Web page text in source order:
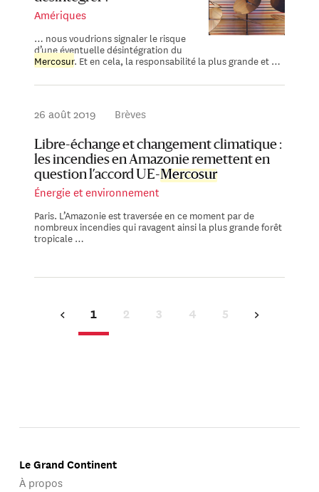
Amériques
… nous voudrions signaler le risque
d’une éventuelle désintégration du
Mercosur. Et en cela, la responsabilité la plus grande et …
26 août 2019 Brèves
Libre-échange et changement climatique :
les incendies en Amazonie remettent en
question l’accord UE-Mercosur
Énergie et environnement
Paris. L’Amazonie est traversée en ce moment par de
nombreux incendies qui ravagent ainsi la plus grande forêt
tropicale …
1 2 3 4 5
Le Grand Continent
À propos